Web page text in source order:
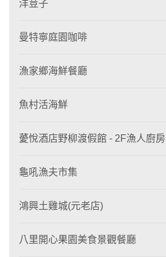
洋荳子
曼特寧庭園咖啡
漁家鄉海鮮餐廳
魚村活海鮮
薆悅酒店野柳渡假館 - 2F漁人廚房
龜吼漁夫市集
鴻興土雞城(元老店)
八里開心果園美食景觀餐廳